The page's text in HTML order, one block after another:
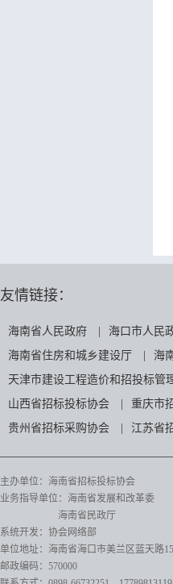
友情链接：
海南省人民政府 海口市人民
海南省住房和城乡建设厅
海
天津市建设工程造价和招投标管
山西省招标投标协会
重庆市
贵州省招标采购协会
江苏省
主办单位：海南省招标投标协会
业务指导单位：海南省发展和改革委
海南省民政厅
系统开发：协会网络部
单位地址：海南省海口市美兰区蓝天路
邮政编码：570000